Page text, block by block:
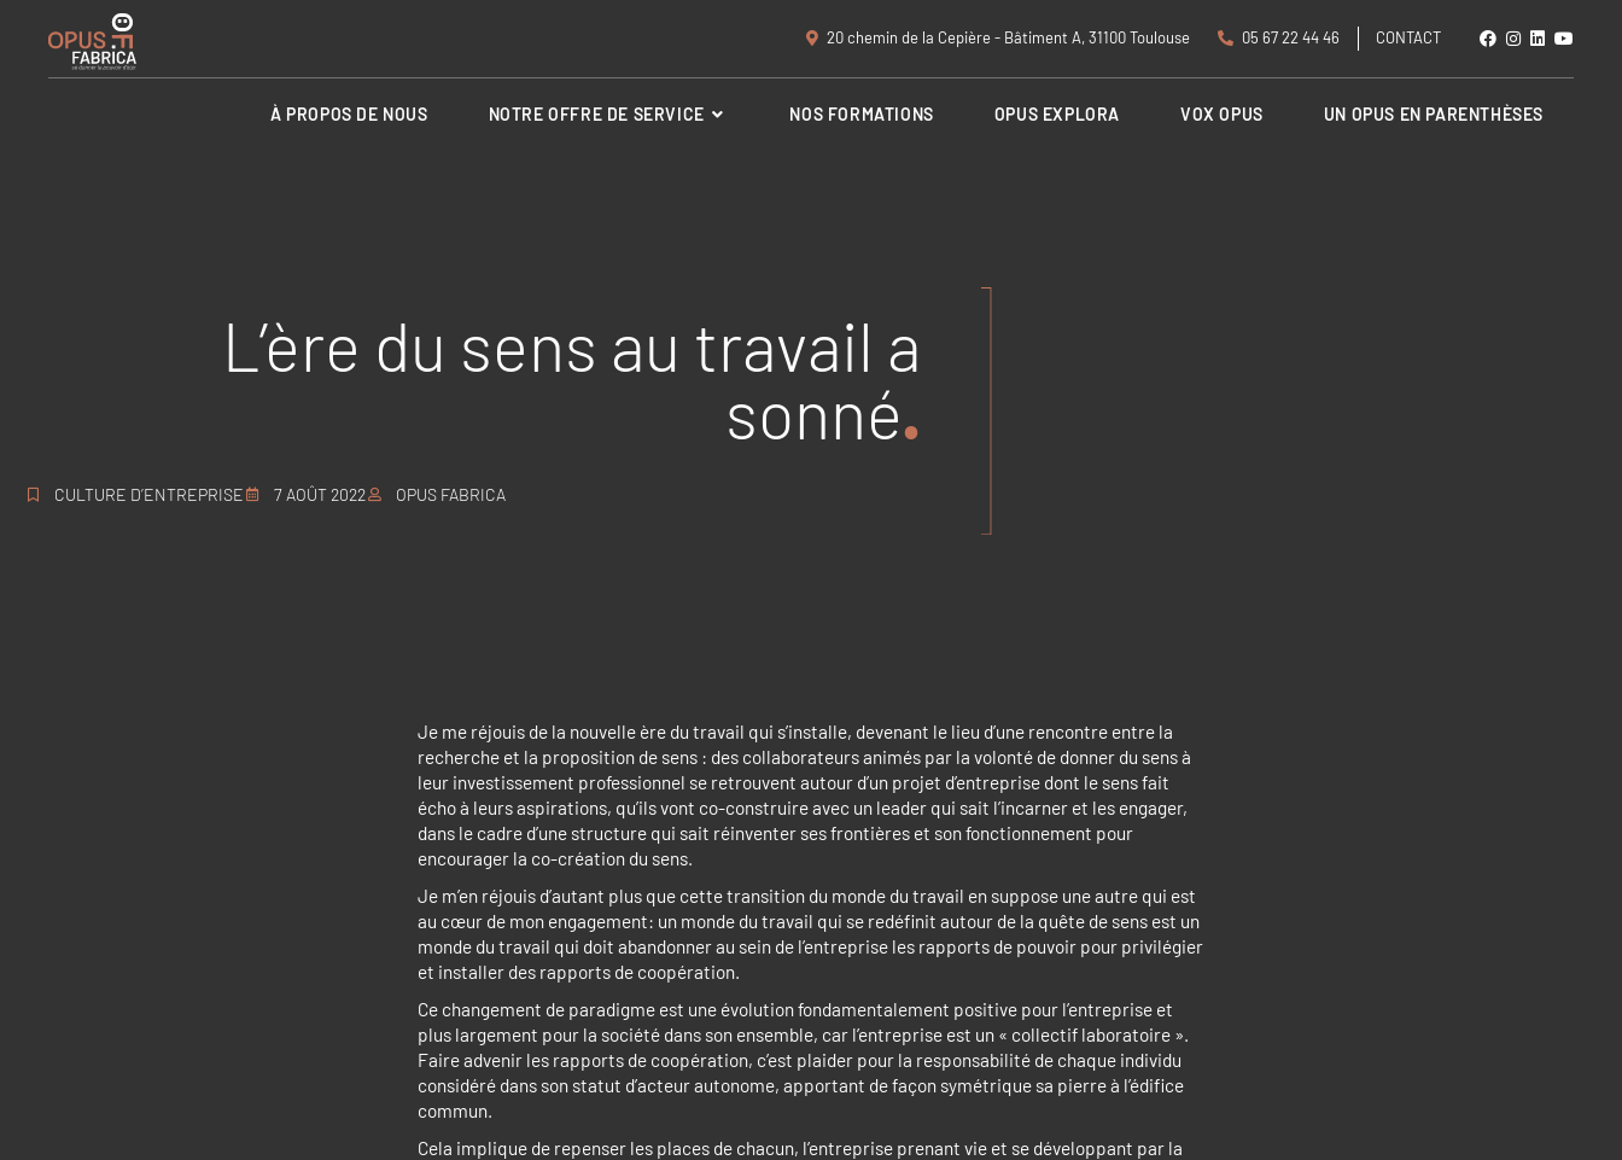
20 chemin de la Cepière - Bâtiment A, 31100 Toulouse 05 67 22 44 46 CONTACT
À PROPOS DE NOUS NOTRE OFFRE DE SERVICE NOS FORMATIONS OPUS EXPLORA VOX OPUS UN OPUS EN PARENTHÈSES
L’ère du sens au travail a
sonné
CULTURE D’ENTREPRISE 7 AOÛT 2022 OPUS FABRICA
Je me réjouis de la nouvelle ère du travail qui s’installe, devenant le lieu d’une rencontre entre la
recherche et la proposition de sens : des collaborateurs animés par la volonté de donner du sens à
leur investissement professionnel se retrouvent autour d’un projet d’entreprise dont le sens fait
écho à leurs aspirations, qu’ils vont co-construire avec un leader qui sait l’incarner et les engager,
dans le cadre d’une structure qui sait réinventer ses frontières et son fonctionnement pour
encourager la co-création du sens.
Je m’en réjouis d’autant plus que cette transition du monde du travail en suppose une autre qui est
au cœur de mon engagement: un monde du travail qui se redéfinit autour de la quête de sens est un
monde du travail qui doit abandonner au sein de l’entreprise les rapports de pouvoir pour privilégier
et installer des rapports de coopération.
Ce changement de paradigme est une évolution fondamentalement positive pour l’entreprise et
plus largement pour la société dans son ensemble, car l’entreprise est un « collectif laboratoire ».
Faire advenir les rapports de coopération, c’est plaider pour la responsabilité de chaque individu
considéré dans son statut d’acteur autonome, apportant de façon symétrique sa pierre à l’édifice
commun.
Cela implique de repenser les places de chacun, l’entreprise prenant vie et se développant par la